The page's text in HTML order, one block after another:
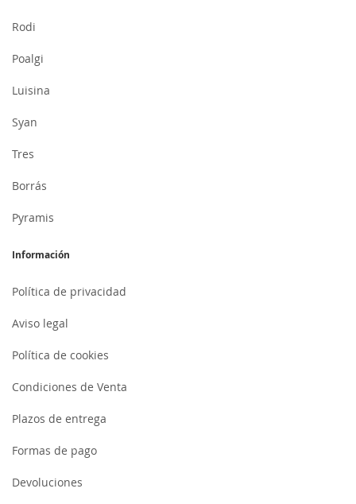
Rodi
Poalgi
Luisina
Syan
Tres
Borrás
Pyramis
Información
Política de privacidad
Aviso legal
Política de cookies
Condiciones de Venta
Plazos de entrega
Formas de pago
Devoluciones